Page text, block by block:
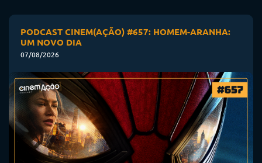
PODCAST CINEM(AÇÃO) #657: HOMEM-ARANHA:
UM NOVO DIA
07/08/2026